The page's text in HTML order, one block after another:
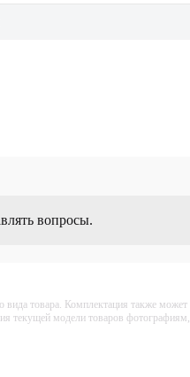
вопросы.
товара. Комплектация также
текущей модели товаров